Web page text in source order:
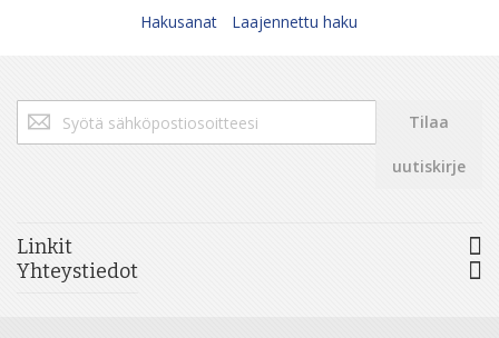
Hakusanat
Laajennettu haku
Tilaa
uutiskirjeemme:
Tilaa
uutiskirje
Linkit
Yhteystiedot